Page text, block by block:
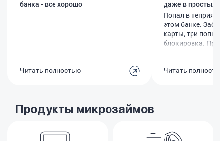
банка - все хорошо
Читать полностью
даже в простых
Попал в
этом банке.
карты, три
блокировка.
платите. Такое
Читать
Продукты микрозаймов